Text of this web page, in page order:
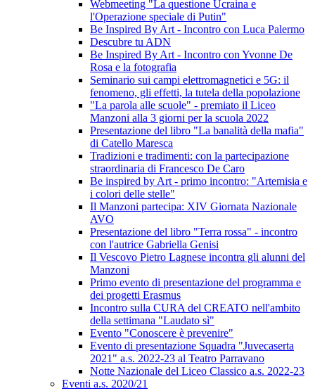
Webmeeting "La questione Ucraina e
l'Operazione speciale di Putin"
Be Inspired By Art - Incontro con Luca Palermo
Descubre tu ADN
Be Inspired By Art - Incontro con Yvonne De
Rosa e la fotografia
Seminario sui campi elettromagnetici e 5G: il
fenomeno, gli effetti, la tutela della popolazione
"La parola alle scuole" - premiato il Liceo
Manzoni alla 3 giorni per la scuola 2022
Presentazione del libro "La banalità della mafia"
di Catello Maresca
Tradizioni e tradimenti: con la partecipazione
straordinaria di Francesco De Caro
Be inspired by Art - primo incontro: "Artemisia e
i colori delle stelle"
Il Manzoni partecipa: XIV Giornata Nazionale
AVO
Presentazione del libro "Terra rossa" - incontro
con l'autrice Gabriella Genisi
Il Vescovo Pietro Lagnese incontra gli alunni del
Manzoni
Primo evento di presentazione del programma e
dei progetti Erasmus
Incontro sulla CURA del CREATO nell'ambito
della settimana "Laudato sì"
Evento "Conoscere è prevenire"
Evento di presentazione Squadra "Juvecaserta
2021" a.s. 2022-23 al Teatro Parravano
Notte Nazionale del Liceo Classico a.s. 2022-23
Eventi a.s. 2020/21